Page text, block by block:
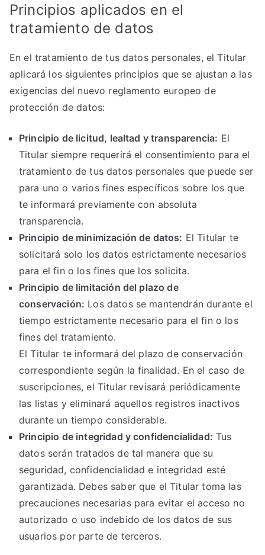
Principios aplicados en el
tratamiento de datos
En el tratamiento de tus datos personales, el Titular
aplicará los siguientes principios que se ajustan a las
exigencias del nuevo reglamento europeo de
protección de datos:
Principio de licitud, lealtad y transparencia: El
Titular siempre requerirá el consentimiento para el
tratamiento de tus datos personales que puede ser
para uno o varios fines específicos sobre los que
te informará previamente con absoluta
transparencia.
Principio de minimización de datos: El Titular te
solicitará solo los datos estrictamente necesarios
para el fin o los fines que los solicita.
Principio de limitación del plazo de
conservación: Los datos se mantendrán durante el
tiempo estrictamente necesario para el fin o los
fines del tratamiento.
El Titular te informará del plazo de conservación
correspondiente según la finalidad. En el caso de
suscripciones, el Titular revisará periódicamente
las listas y eliminará aquellos registros inactivos
durante un tiempo considerable.
Principio de integridad y confidencialidad: Tus
datos serán tratados de tal manera que su
seguridad, confidencialidad e integridad esté
garantizada. Debes saber que el Titular toma las
precauciones necesarias para evitar el acceso no
autorizado o uso indebido de los datos de sus
usuarios por parte de terceros.